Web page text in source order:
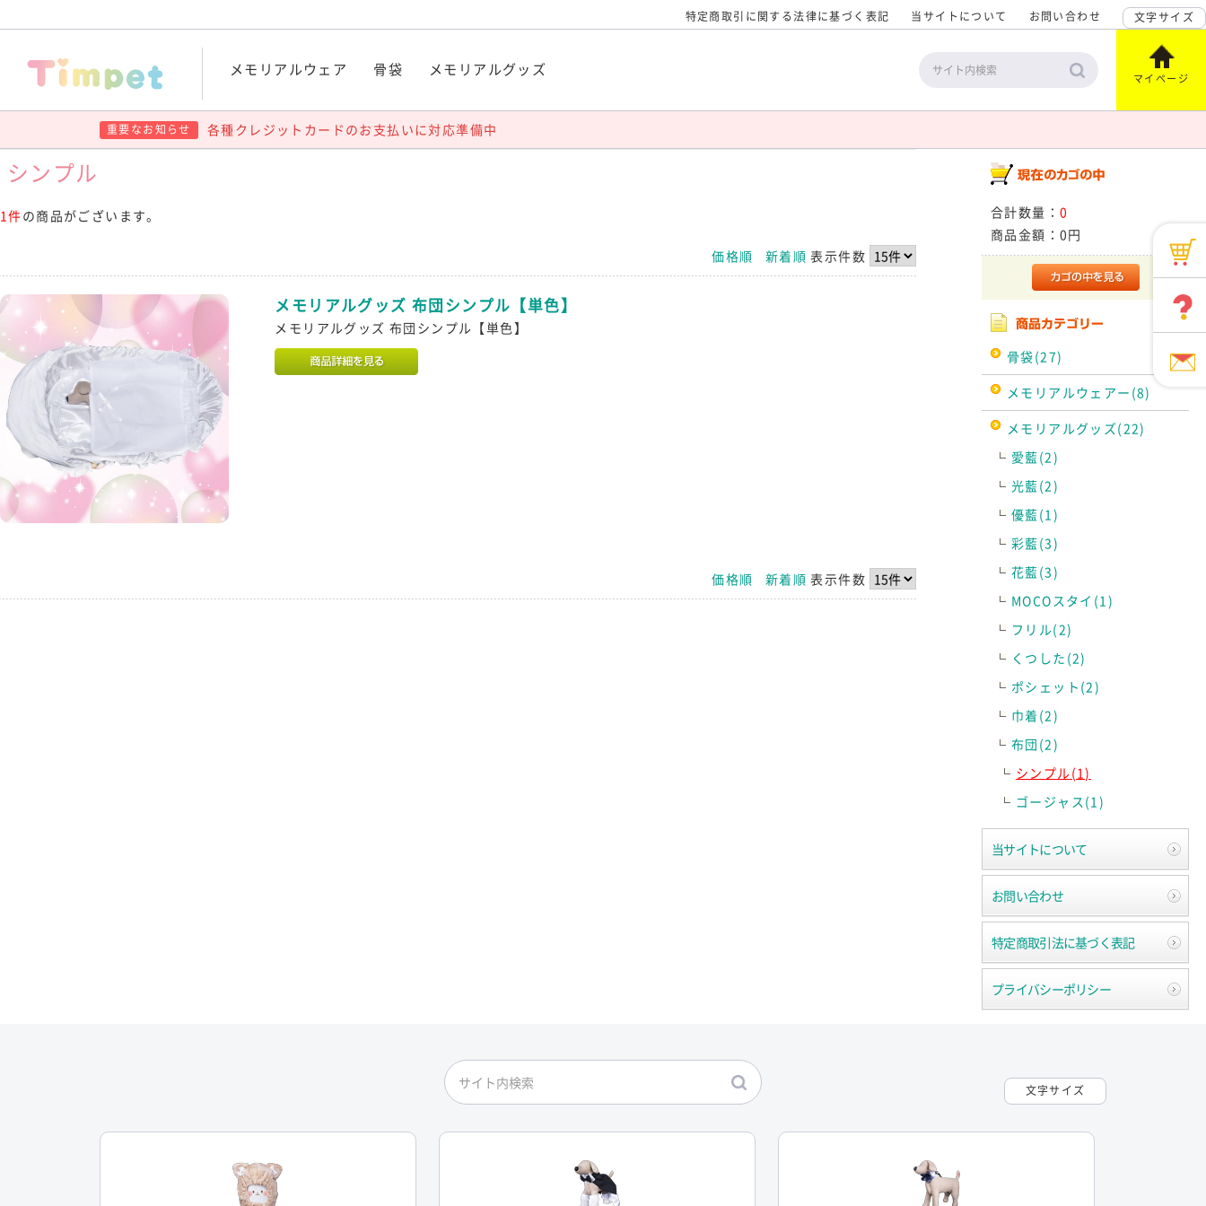
文字サイズ
特定商取引に関する法律に基づく表記 当サイトについて お問い合わせ
メモリアルウェア 骨袋 メモリアルグッズ マイページ
重要なお知らせ 各種クレジットカードのお支払いに対応準備中
シンプル
1件の商品がございます。
価格順 新着順 表示件数
メモリアルグッズ 布団シンプル【単色】
メモリアルグッズ 布団シンプル【単色】
価格順 新着順 表示件数
合計数量：0
商品金額：0円
骨袋(27)
メモリアルウェアー(8)
メモリアルグッズ(22)
愛藍(2)
光藍(2)
優藍(1)
彩藍(3)
花藍(3)
MOCOスタイ(1)
フリル(2)
くつした(2)
ポシェット(2)
巾着(2)
布団(2)
シンプル(1)
ゴージャス(1)
当サイトについて
お問い合わせ
特定商取引法に基づく表記
プライバシーポリシー
文字サイズ